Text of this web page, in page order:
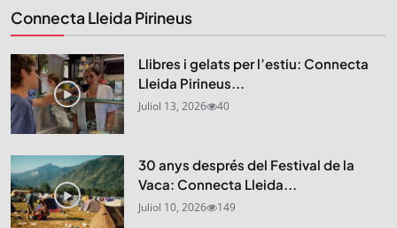
Connecta Lleida Pirineus
Llibres i gelats per l’estiu: Connecta
Lleida Pirineus...
Juliol 13, 2026 40
30 anys després del Festival de la
Vaca: Connecta Lleida...
Juliol 10, 2026 149